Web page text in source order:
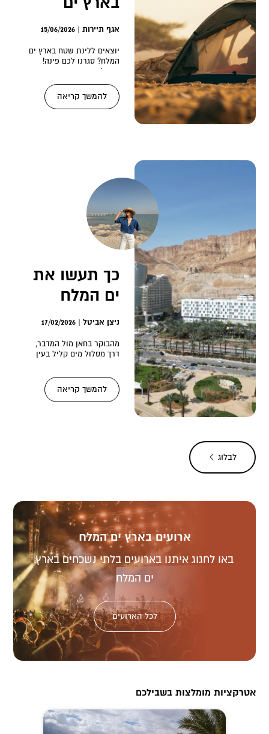
אגף תיירות | 15/06/2026
המלח
יוצאים ללינת שטח בארץ ים
המלח? סגרנו לכם פינה!
רגע לפני שמעמיסים את
הרכב, כדאי לדעת
להמשך קריאה
ניצן אביטל | 17/02/2026
כך תעשו את
ים המלח
אחרת:
מסלול רגוע
עם ערך מוסף
מהבוקר בחאן מול המדבר,
דרך מסלול מים קליל בעין
צהריים בעין
להמשך קריאה
לבלוג
ארועים בארץ ים המלח
באו לחגוג איתנו בארועים בלתי נשכחים בארץ
ים המלח
לכל הארועים
אטרקציות מומלצות בשבילכם